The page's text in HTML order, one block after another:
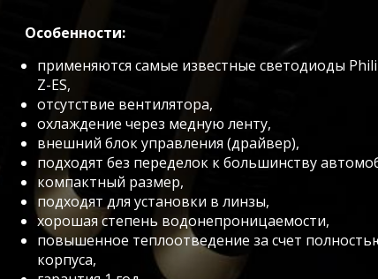
Особенности:
применяются самые известные светодиоды
Z-ES,
отсутствие вентилятора,
охлаждение через медную ленту,
внешний блок управления (драйвер),
подходят без переделок к большинству
компактный размер,
подходят для установки в линзы,
хорошая степень водонепроницаемости,
повышенное теплоотведение за счет
корпуса,